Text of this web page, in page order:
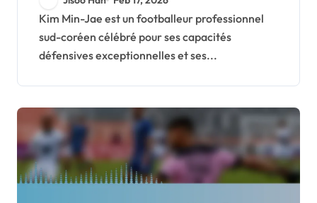
personnel
Kim Min-Jae est un footballeur professionnel
sud-coréen célébré pour ses capacités
défensives exceptionnelles et ses...